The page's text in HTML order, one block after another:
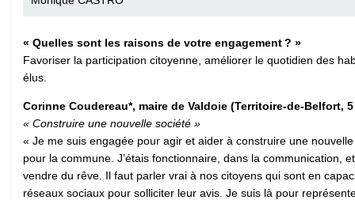
« Quelles sont les raisons de votre engagement ? »
Favoriser la participation citoyenne, améliorer le quotidien des
élus.
Corinne Coudereau*, maire de Valdoie (Territoire-de-Belfort,
« Construire une nouvelle société »
« Je me suis engagée pour agir et aider à construire une
pour la commune. J’étais fonctionnaire, dans la
vendre du rêve. Il faut parler vrai à nos citoyens qui sont en
réseaux sociaux pour solliciter leur avis. Je suis là pour